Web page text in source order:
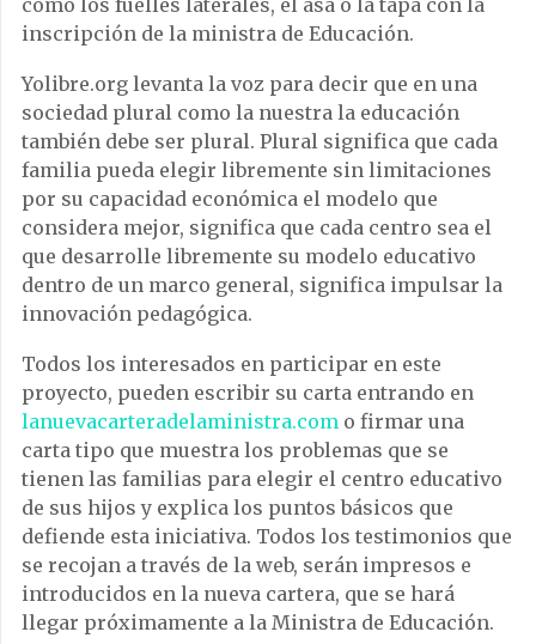
inscripción de la ministra de Educación.
Yolibre.org levanta la voz para decir que en una
sociedad plural como la nuestra la educación
también debe ser plural. Plural significa que cada
familia pueda elegir libremente sin limitaciones
por su capacidad económica el modelo que
considera mejor, significa que cada centro sea el
que desarrolle libremente su modelo educativo
dentro de un marco general, significa impulsar la
innovación pedagógica.
Todos los interesados en participar en este
proyecto, pueden escribir su carta entrando en
lanuevacarteradelaministra.com o firmar una
carta tipo que muestra los problemas que se
tienen las familias para elegir el centro educativo
de sus hijos y explica los puntos básicos que
defiende esta iniciativa. Todos los testimonios que
se recojan a través de la web, serán impresos e
introducidos en la nueva cartera, que se hará
llegar próximamente a la Ministra de Educación.